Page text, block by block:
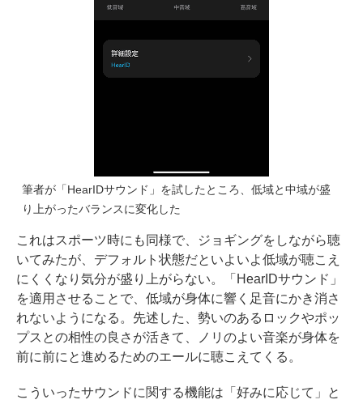
筆者が「HearIDサウンド」を試したところ、低域と中域が盛
り上がったバランスに変化した
これはスポーツ時にも同様で、ジョギングをしながら聴
いてみたが、デフォルト状態だといよいよ低域が聴こえ
にくくなり気分が盛り上がらない。「HearIDサウンド」
を適用させることで、低域が身体に響く足音にかき消さ
れないようになる。先述した、勢いのあるロックやポッ
プスとの相性の良さが活きて、ノリのよい音楽が身体を
前に前にと進めるためのエールに聴こえてくる。
こういったサウンドに関する機能は「好みに応じて」と